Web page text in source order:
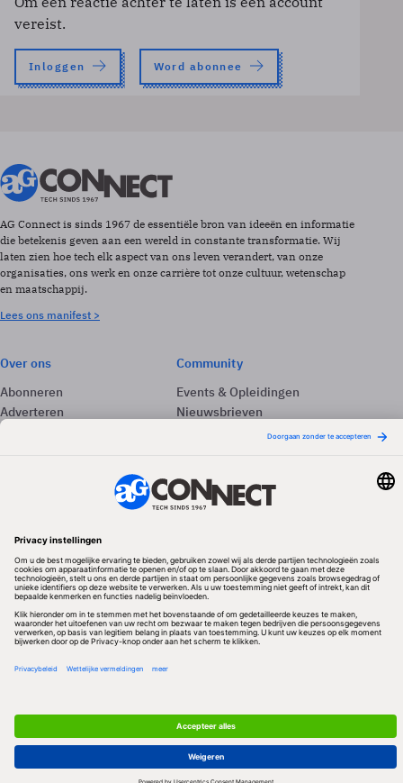
vereist.
Inloggen Word abonnee
AG Connect is sinds 1967 de essentiële bron van ideeën en informatie
die betekenis geven aan een wereld in constante transformatie. Wij
laten zien hoe tech elk aspect van ons leven verandert, van onze
organisaties, ons werk en onze carrière tot onze cultuur, wetenschap
en maatschappij.
Lees ons manifest >
Over ons
Abonneren
Adverteren
Community
Events & Opleidingen
Nieuwsbrieven
Redactionele partner
Privacy & Cookies